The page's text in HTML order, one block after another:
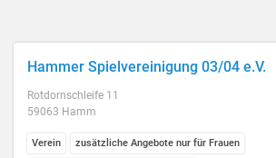
Hammer Spielvereinigung 03/04 e.V.
Rotdornschleife 11
59063 Hamm
Verein zusätzliche Angebote nur für Frauen